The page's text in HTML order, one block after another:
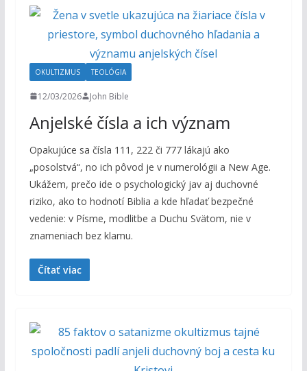
OKULTIZMUS TEOLÓGIA
12/03/2026 John Bible
Anjelské čísla a ich význam
Opakujúce sa čísla 111, 222 či 777 lákajú ako
„posolstvá“, no ich pôvod je v numerológii a New Age.
Ukážem, prečo ide o psychologický jav aj duchovné
riziko, ako to hodnotí Biblia a kde hľadať bezpečné
vedenie: v Písme, modlitbe a Duchu Svätom, nie v
znameniach bez klamu.
Čítať viac